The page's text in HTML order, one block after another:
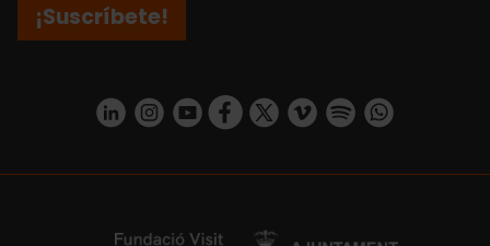
¡Suscríbete!
https://www.linkedin.com/company/turismo-valencia/mycompany/
https://www.instagram.com/visit_valencia/
https://www.youtube.com/user/
https://www.facebook.com/
https://twitter.com/
https://vimeo.com/
https://https://api.whatsapp.com/